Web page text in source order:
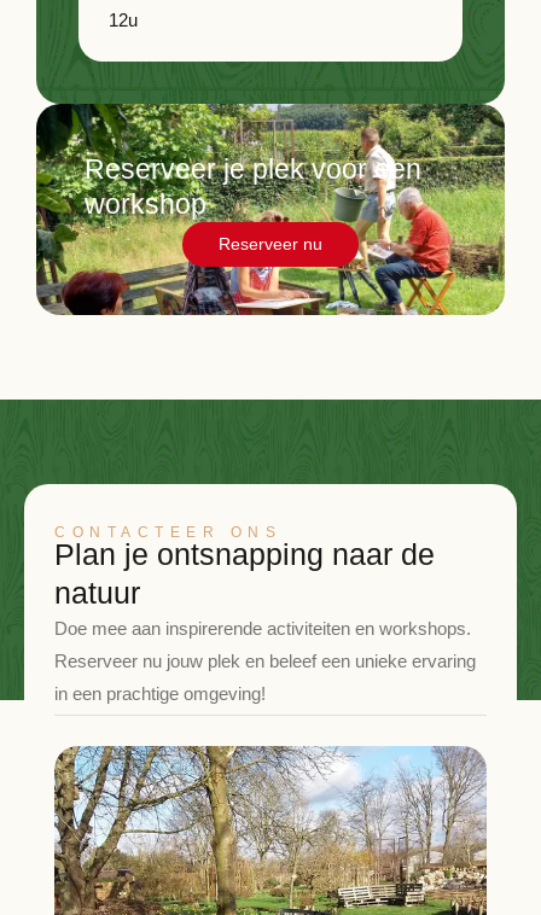
12u
Reserveer je plek voor een
workshop
Reserveer nu
CONTACTEER ONS
Plan je ontsnapping naar de
natuur
Doe mee aan inspirerende activiteiten en workshops.
Reserveer nu jouw plek en beleef een unieke ervaring
in een prachtige omgeving!